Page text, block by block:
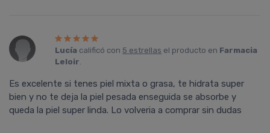
Lucía calificó con 5 estrellas el producto en Farmacia
Leloir.
Es excelente si tenes piel mixta o grasa, te hidrata super
bien y no te deja la piel pesada enseguida se absorbe y
queda la piel super linda. Lo volveria a comprar sin dudas